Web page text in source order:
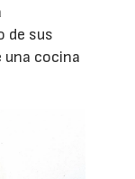
de sus
una cocina